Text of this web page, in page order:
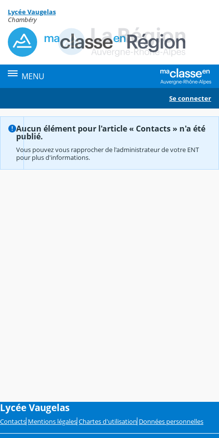
Contenu
Lycée Vaugelas
Chambéry
MENU
Se connecter
Aucun élément pour l'article « Contacts » n'a été
publié.
Vous pouvez vous rapprocher de l'administrateur de votre ENT
pour plus d'informations.
Lycée Vaugelas
Contacts Mentions légales Chartes d'utilisation Données personnelles